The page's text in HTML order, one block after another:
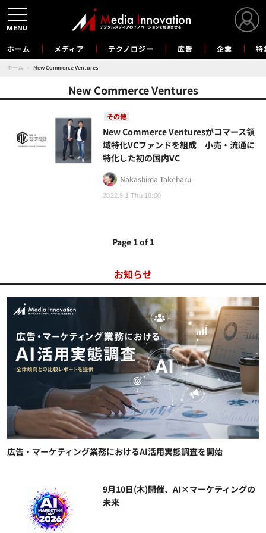
ホーム メディア テクノロジー 広告 企業 特
ホーム › New Commerce Ventures
New Commerce Ventures
その他
2022.9.1 Thu 18:00
New Commerce Venturesがコマース領
域特化VCファンドを組成 小売・流通に
特化した初の国内VC
Nakashima Takeharu
Page 1 of 1
お知らせ
広告・マーケティング業務におけるAI活用実態調査を開始
9月10日(木)開催、AI×マーケティングの
未来
MENU